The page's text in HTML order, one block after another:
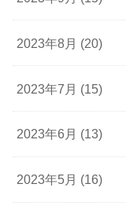
2023年8月 (20)
2023年7月 (15)
2023年6月 (13)
2023年5月 (16)